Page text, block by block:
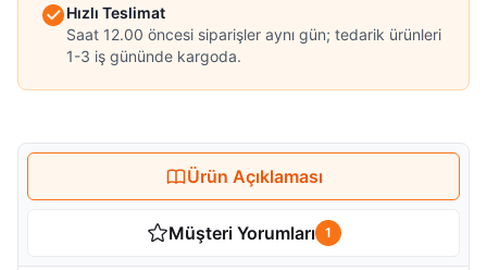
Hızlı Teslimat
Saat 12.00 öncesi siparişler aynı gün; tedarik ürünleri
1-3 iş gününde kargoda.
Ürün Açıklaması
Müşteri Yorumları 1